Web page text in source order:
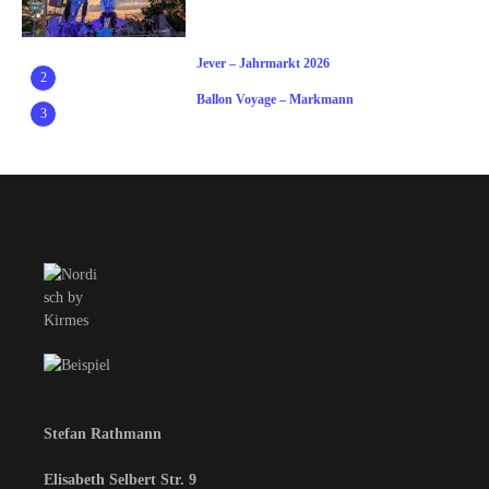
2
Jever – Jahrmarkt 2026
3
Ballon Voyage – Markmann
Stefan Rathmann
Elisabeth Selbert Str. 9